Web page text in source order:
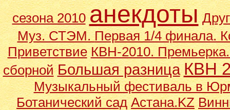
сезона 2010 анекдоты
Муз. СТЭМ.Первая 1/4 финала.
Приветствие КВН-2010.
сборной Большая разница КВН
Музыкальный фестиваль в
Ботанический сад Астана.KZ